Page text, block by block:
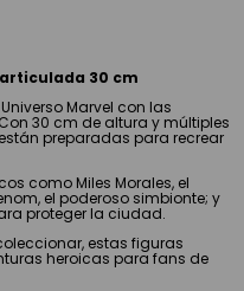
30 cm
Marvel con las
30 cm de altura y múltiples
preparadas para recrear
como Miles Morales, el
el poderoso simbionte; y
proteger la ciudad.
estas figuras
heroicas para fans de